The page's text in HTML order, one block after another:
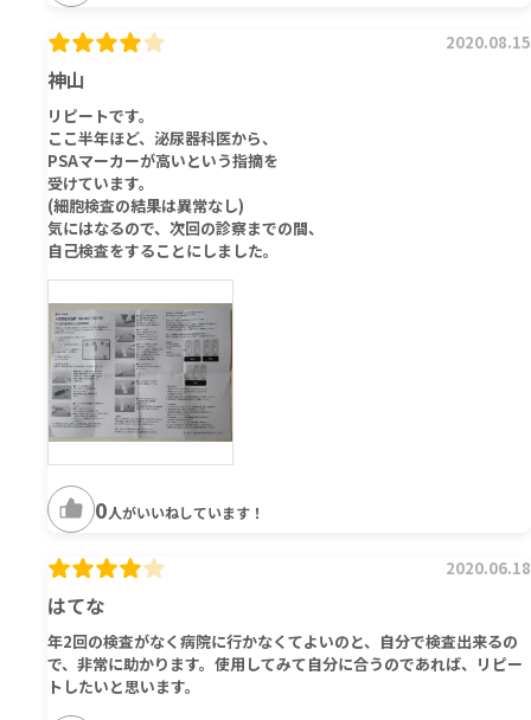
神山
2020.08.15
リピートです。
ここ半年ほど、泌尿器科医から、
PSAマーカーが高いという指摘を
受けています。
(細胞検査の結果は異常なし)
気にはなるので、次回の診察までの間、
自己検査をすることにしました。
0人がいいねしています！
はてな
2020.06.18
年2回の検査がなく病院に行かなくてよいのと、自分で検査出来るの
で、非常に助かります。使用してみて自分に合うのであれば、リピー
トしたいと思います。